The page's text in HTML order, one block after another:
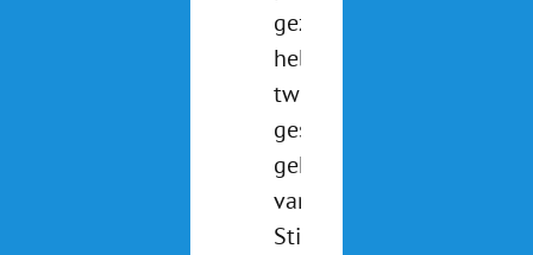
gezien? We
hebben
twee pony's
gesponsord
gekregen
van
Stichting de